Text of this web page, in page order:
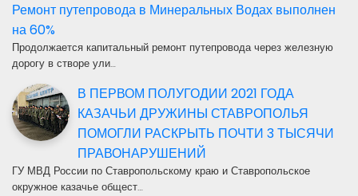
Ремонт путепровода в Минеральных Водах выполнен
на 60%
Продолжается капитальный ремонт путепровода через железную
дорогу в створе ули…
В ПЕРВОМ ПОЛУГОДИИ 2021 ГОДА
КАЗАЧЬИ ДРУЖИНЫ СТАВРОПОЛЬЯ
ПОМОГЛИ РАСКРЫТЬ ПОЧТИ 3 ТЫСЯЧИ
ПРАВОНАРУШЕНИЙ
ГУ МВД России по Ставропольскому краю и Ставропольское
окружное казачье общест…